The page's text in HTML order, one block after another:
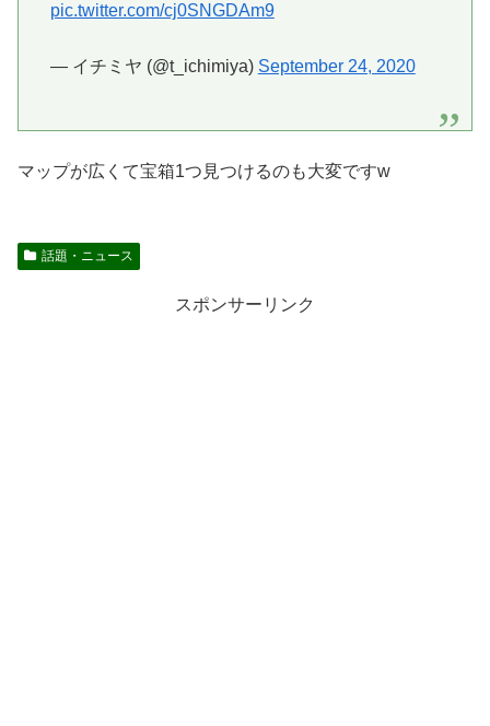
pic.twitter.com/cj0SNGDAm9
— イチミヤ (@t_ichimiya) September 24, 2020
マップが広くて宝箱1つ見つけるのも大変ですw
話題・ニュース
スポンサーリンク